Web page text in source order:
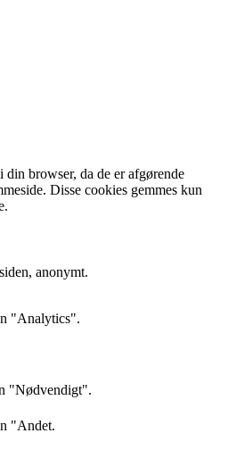
din browser, da de er afgørende
Disse cookies gemmes kun
anonymt.
"Analytics".
"Nødvendigt".
"Andet.